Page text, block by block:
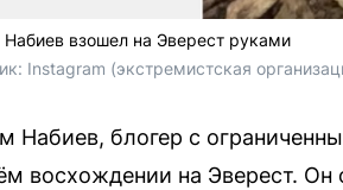
Набиев взошел на Эверест руками
Instagram (экстремистская
Набиев, блогер с
восхождении на Эверест. Он